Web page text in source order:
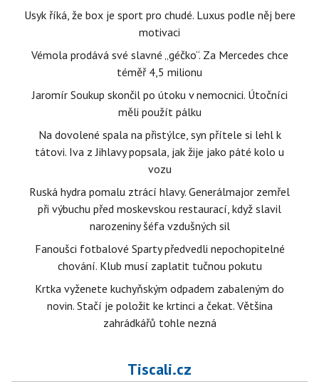
Usyk říká, že box je sport pro chudé. Luxus podle něj bere
motivaci
Vémola prodává své slavné „géčko“. Za Mercedes chce
téměř 4,5 milionu
Jaromír Soukup skončil po útoku v nemocnici. Útočníci
měli použít pálku
Na dovolené spala na přistýlce, syn přítele si lehl k
tátovi. Iva z Jihlavy popsala, jak žije jako páté kolo u
vozu
Ruská hydra pomalu ztrácí hlavy. Generálmajor zemřel
při výbuchu před moskevskou restaurací, když slavil
narozeniny šéfa vzdušných sil
Fanoušci fotbalové Sparty předvedli nepochopitelné
chování. Klub musí zaplatit tučnou pokutu
Krtka vyženete kuchyňským odpadem zabaleným do
novin. Stačí je položit ke krtinci a čekat. Většina
zahrádkářů tohle nezná
Tiscali.cz